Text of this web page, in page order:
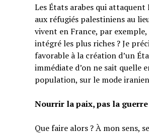
Les États arabes qui
aux réfugiés palestiniens au
vivent en France, par
intégré les plus riches ? Je
favorable à la création d’un
immédiate d’on ne sait quelle
population, sur le mode
Nourrir la paix, pas la guerre
Que faire alors ? À mon sens,